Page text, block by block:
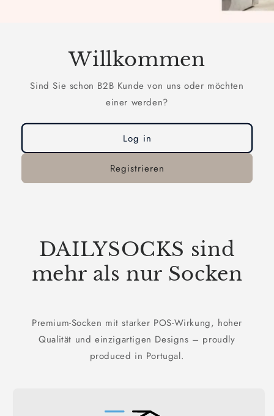
Willkommen
Sind Sie schon B2B Kunde von uns oder möchten
einer werden?
Log in
Registrieren
DAILYSOCKS sind
mehr als nur Socken
Premium-Socken mit starker POS-Wirkung, hoher
Qualität und einzigartigen Designs – proudly
produced in Portugal.